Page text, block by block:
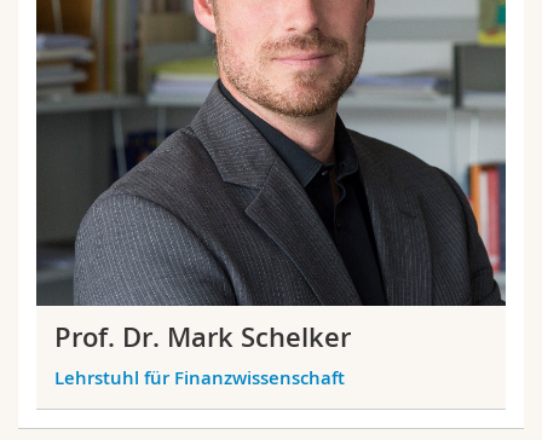
Prof. Dr. Mark Schelker
Lehrstuhl für Finanzwissenschaft